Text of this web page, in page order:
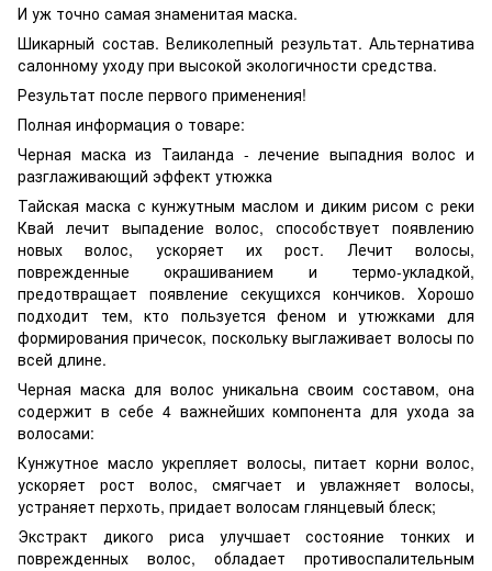
И уж точно самая знаменитая маска.
Шикарный состав. Великолепный результат. Альтернатива
салонному уходу при высокой экологичности средства.
Результат после первого применения!
Полная информация о товаре:
Черная маска из Таиланда - лечение выпадния волос и
разглаживающий эффект утюжка
Тайская маска с кунжутным маслом и диким рисом с реки
Квай лечит выпадение волос, способствует появлению
новых волос, ускоряет их рост. Лечит волосы,
поврежденные окрашиванием и термо-укладкой,
предотвращает появление секущихся кончиков. Хорошо
подходит тем, кто пользуется феном и утюжками для
формирования причесок, поскольку выглаживает волосы по
всей длине.
Черная маска для волос уникальна своим составом, она
содержит в себе 4 важнейших компонента для ухода за
волосами:
Кунжутное масло укрепляет волосы, питает корни волос,
ускоряет рост волос, смягчает и увлажняет волосы,
устраняет перхоть, придает волосам глянцевый блеск;
Экстракт дикого риса улучшает состояние тонких и
поврежденных волос, обладает противоспалительным